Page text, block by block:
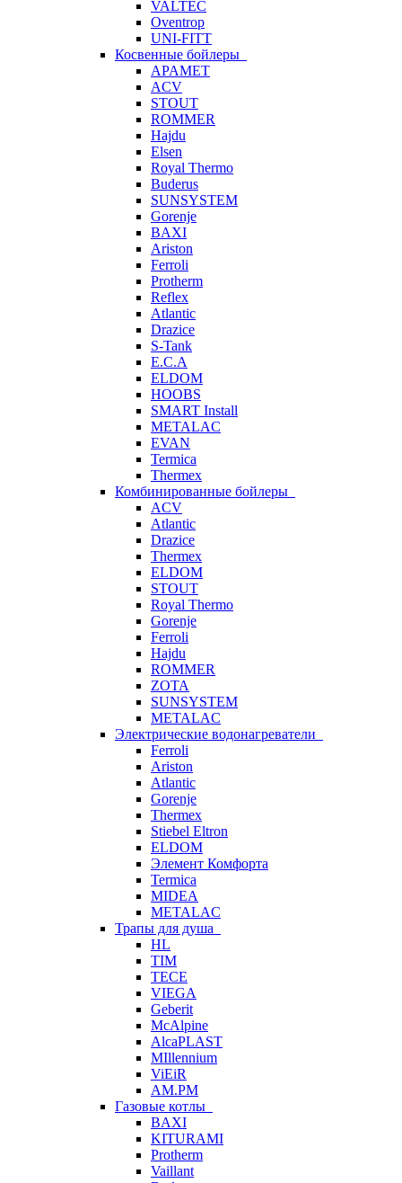
VALTEC
Oventrop
UNI-FITT
Косвенные бойлеры
APAMET
ACV
STOUT
ROMMER
Hajdu
Elsen
Royal Thermo
Buderus
SUNSYSTEM
Gorenje
BAXI
Ariston
Ferroli
Protherm
Reflex
Atlantic
Drazice
S-Tank
E.C.A
ELDOM
HOOBS
SMART Install
METALAC
EVAN
Termica
Thermex
Комбинированные бойлеры
ACV
Atlantic
Drazice
Thermex
ELDOM
STOUT
Royal Thermo
Gorenje
Ferroli
Hajdu
ROMMER
ZOTA
SUNSYSTEM
METALAC
Электрические водонагреватели
Ferroli
Ariston
Atlantic
Gorenje
Thermex
Stiebel Eltron
ELDOM
Элемент Комфорта
Termica
MIDEA
METALAC
Трапы для душа
HL
TIM
TECE
VIEGA
Geberit
McAlpine
AlcaPLAST
MIllennium
ViEiR
AM.PM
Газовые котлы
BAXI
KITURAMI
Protherm
Vaillant